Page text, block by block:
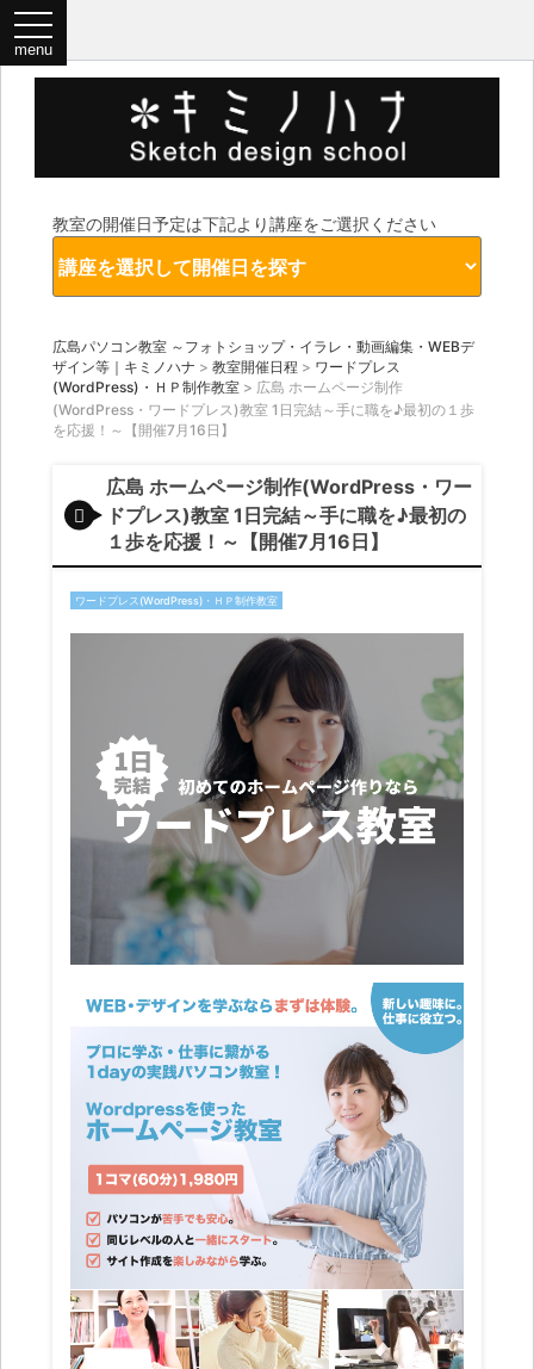
教室の開催日予定は下記より講座をご選択ください
広島パソコン教室 ～フォトショップ・イラレ・動画編集・WEBデ
ザイン等｜キミノハナ > 教室開催日程 > ワードプレス
(WordPress)・ＨＰ制作教室 > 広島 ホームページ制作
(WordPress・ワードプレス)教室 1日完結～手に職を♪最初の１歩
を応援！～【開催7月16日】
広島 ホームページ制作(WordPress・ワー
ドプレス)教室 1日完結～手に職を♪最初の
１歩を応援！～【開催7月16日】
ワードプレス(WordPress)・ＨＰ制作教室